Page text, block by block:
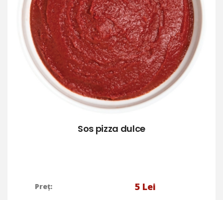
Sos pizza dulce
Preț: 5 Lei